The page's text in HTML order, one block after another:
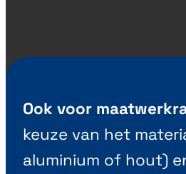
Ook voor
keuze van het
aluminium of hout)